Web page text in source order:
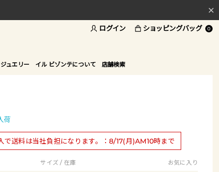
ログイン ショッピングバッグ 0
ュエリー イル ビゾンテについて 店舗検索
荷
で送料は当社負担になります。：8/17(月)AM10時まで
サイズ / 在庫 お気に入り